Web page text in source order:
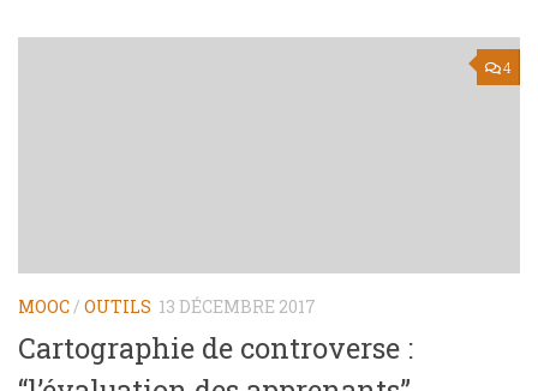
4
MOOC / OUTILS 13 DÉCEMBRE 2017
Cartographie de controverse :